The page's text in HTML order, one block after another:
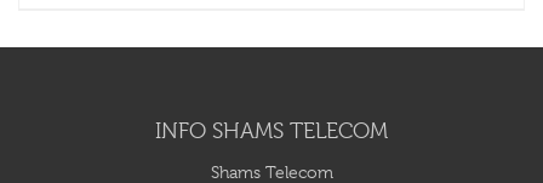
INFO SHAMS TELECOM
Shams Telecom